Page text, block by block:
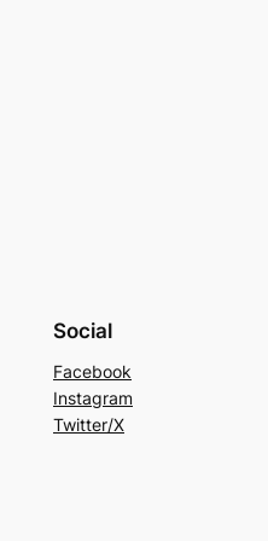
Social
Facebook
Instagram
Twitter/X